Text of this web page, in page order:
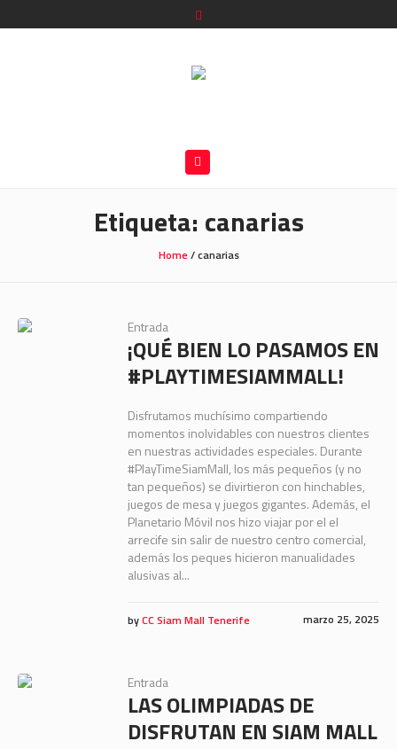
Etiqueta: canarias
Home/canarias
Entrada
¡QUÉ BIEN LO PASAMOS EN
#PLAYTIMESIAMMALL!
Disfrutamos muchísimo compartiendo
momentos inolvidables con nuestros clientes
en nuestras actividades especiales. Durante
#PlayTimeSiamMall, los más pequeños (y no
tan pequeños) se divirtieron con hinchables,
juegos de mesa y juegos gigantes. Además, el
Planetario Móvil nos hizo viajar por el el
arrecife sin salir de nuestro centro comercial,
además los peques hicieron manualidades
alusivas al...
marzo 25, 2025
byCC Siam Mall Tenerife
Entrada
LAS OLIMPIADAS DE
DISFRUTAN EN SIAM MALL